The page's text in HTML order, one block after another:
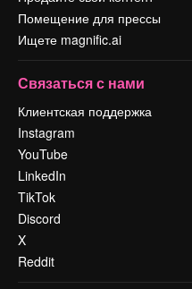
Помещение для прессы
Ищете magnific.ai
Связаться с нами
Клиентская поддержка
Instagram
YouTube
LinkedIn
TikTok
Discord
X
Reddit